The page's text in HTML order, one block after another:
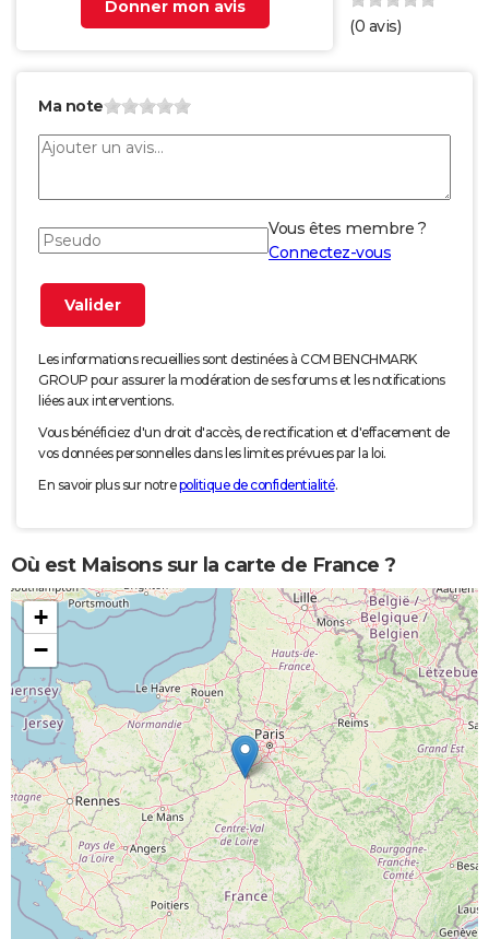
Donner mon avis
(0 avis)
Ma note
Vous êtes membre ?
Connectez-vous
Les informations recueillies sont destinées à CCM BENCHMARK
GROUP pour assurer la modération de ses forums et les notifications
liées aux interventions.
Vous bénéficiez d'un droit d'accès, de rectification et d'effacement de
vos données personnelles dans les limites prévues par la loi.
En savoir plus sur notrepolitique de confidentialité.
Où est Maisons sur la carte de France ?
+
−